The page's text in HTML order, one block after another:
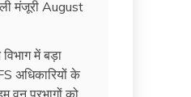
मंजूरी August
में बड़ा
अधिकारियों के
वन प्रभागों को